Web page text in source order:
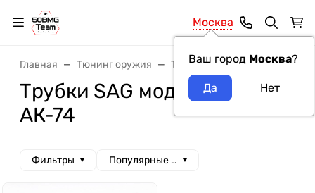
Москва
Ваш город Москва?
Главная Тюнинг оружия Трубки для прикладов
Трубки SAG модель оружия
АК-74
Фильтры Популярные сначала